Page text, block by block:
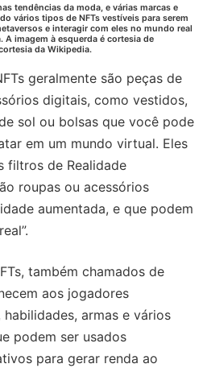
tendências da moda, e várias marcas e
vários tipos de NFTs vestíveis para serem
e interagir com eles no mundo real
A imagem à esquerda é cortesia de
da Wikipedia.
geralmente são peças de
digitais, como vestidos,
sol ou bolsas que você pode
em um mundo virtual. Eles
filtros de Realidade
roupas ou acessórios
aumentada, e que podem
também chamados de
aos jogadores
armas e vários
podem ser usados
para gerar renda ao